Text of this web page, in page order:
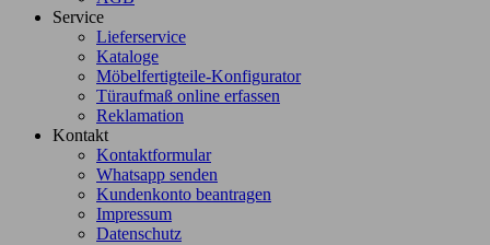
Service
Lieferservice
Kataloge
Möbelfertigteile-Konfigurator
Türaufmaß online erfassen
Reklamation
Kontakt
Kontaktformular
Whatsapp senden
Kundenkonto beantragen
Impressum
Datenschutz